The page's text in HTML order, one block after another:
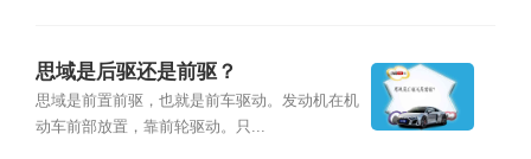
思域是后驱还是前驱？
思域是前置前驱，也就是前车驱动。发动机在机
动车前部放置，靠前轮驱动。只...